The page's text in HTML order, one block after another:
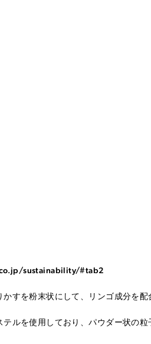
sustainability/#tab2
すを粉末状にして、リンゴ成分を
ルを使用しており、パウダー状の